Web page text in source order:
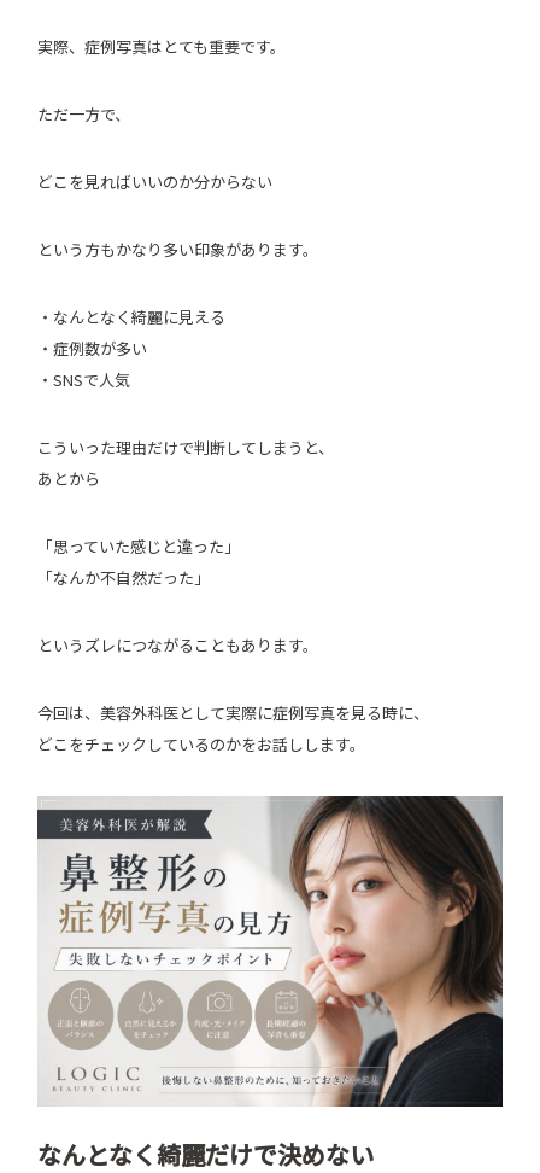
実際、症例写真はとても重要です。
ただ一方で、
どこを見ればいいのか分からない
という方もかなり多い印象があります。
・なんとなく綺麗に見える
・症例数が多い
・SNSで人気
こういった理由だけで判断してしまうと、
あとから
「思っていた感じと違った」
「なんか不自然だった」
というズレにつながることもあります。
今回は、美容外科医として実際に症例写真を見る時に、
どこをチェックしているのかをお話しします。
なんとなく綺麗だけで決めない